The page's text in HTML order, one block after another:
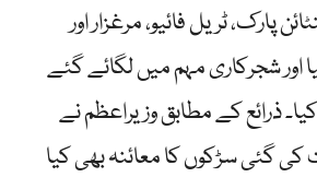
پارک، ٹریل فائیو، مرغزار اور
اور شجرکاری مہم میں لگائے گئے
ذرائع کے مطابق وزیراعظم نے
کی گئی سڑکوں کا معائنہ بھی کیا